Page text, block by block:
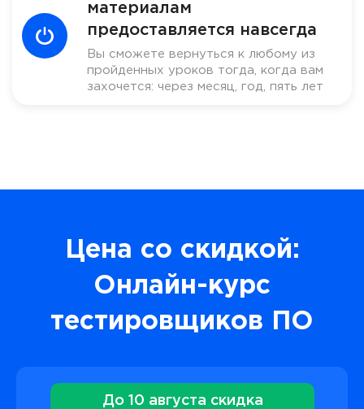
материалам
предоставляется навсегда
Вы сможете вернуться к любому из
пройденных уроков тогда, когда вам
захочется: через месяц, год, пять лет
Цена со скидкой:
Онлайн-курс
тестировщиков ПО
До 10 августа скидка